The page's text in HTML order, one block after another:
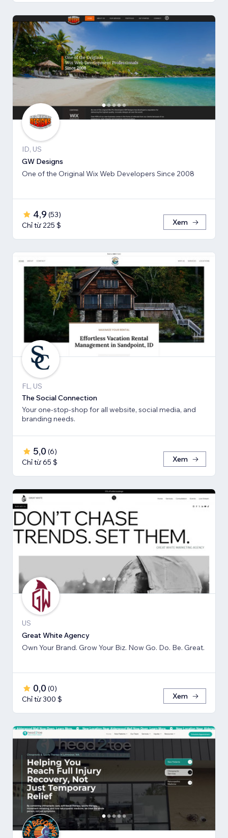
ID, US
GW Designs
One of the Original Wix Web Developers Since 2008
4,9 (53)
Chỉ từ 225 $
Xem
FL, US
The Social Connection
Your one-stop-shop for all website, social media, and
branding needs.
5,0 (6)
Chỉ từ 65 $
Xem
US
Great White Agency
Own Your Brand. Grow Your Biz. Now Go. Do. Be. Great.
0,0 (0)
Chỉ từ 300 $
Xem